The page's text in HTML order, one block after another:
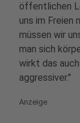
öffentlichen
uns im Freien
müssen wir
man sich
wirkt das
aggressiver."
Anzeige